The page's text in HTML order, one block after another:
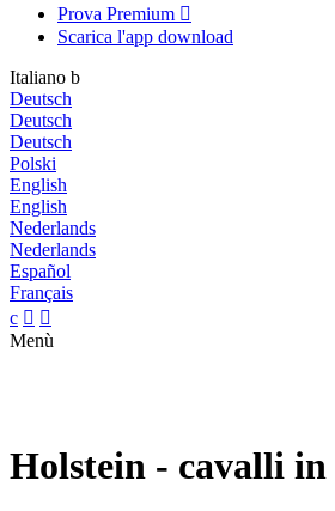
Prova Premium 
Scarica l'app download
Italiano b
Deutsch
Deutsch
Deutsch
Polski
English
English
Nederlands
Nederlands
Español
Français
c  
Menù
Holstein - cavalli